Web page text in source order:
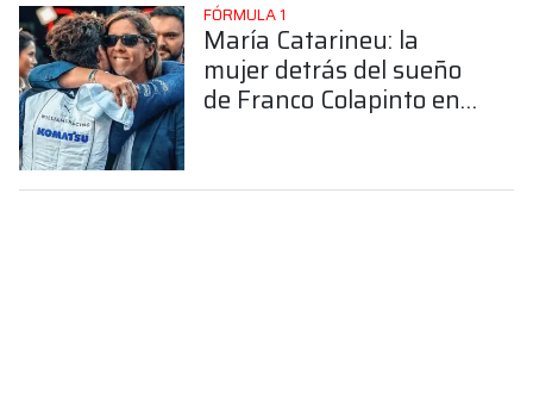
FÓRMULA 1
María Catarineu: la
mujer detrás del sueño
de Franco Colapinto en